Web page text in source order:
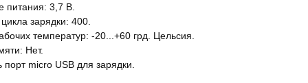
питания: 3,7 В.
зарядки: 400.
температур: -20...+60 грд. Цельсия.
Нет.
micro USB для зарядки.